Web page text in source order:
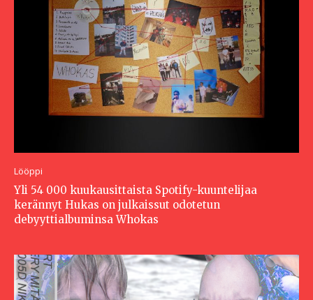
Lööppi
Yli 54 000 kuukausittaista Spotify-kuuntelijaa
kerännyt Hukas on julkaissut odotetun
debyyttialbuminsa Whokas